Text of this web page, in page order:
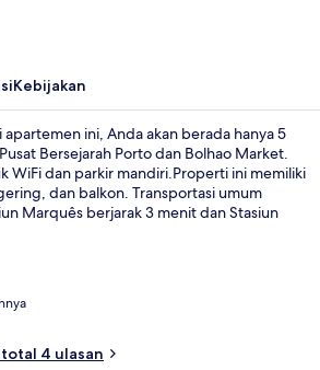
Kebijakan
ini, Anda akan berada hanya 5
Bersejarah Porto dan Bolhao Market.
WiFi dan parkir mandiri.Properti ini memiliki
dan balkon. Transportasi umum
Marquês berjarak 3 menit dan Stasiun
4 ulasan